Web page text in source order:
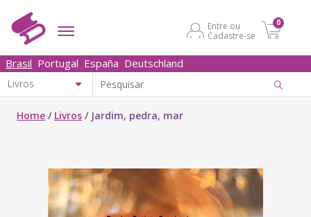
Entre ou
Cadastre-se
0
Brasil Portugal España Deutschland
Home / Livros / Jardim, pedra, mar